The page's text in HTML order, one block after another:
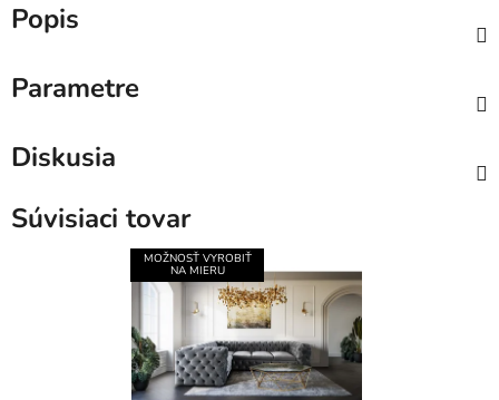
Popis
Parametre
Diskusia
Súvisiaci tovar
MOŽNOSŤ VYROBIŤ
NA MIERU